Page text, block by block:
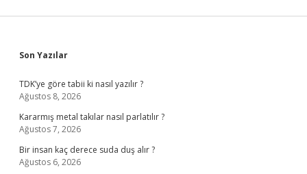
Sidebar
Son Yazılar
TDK’ye göre tabii ki nasıl yazılır ?
Ağustos 8, 2026
Kararmış metal takılar nasıl parlatılır ?
Ağustos 7, 2026
Bir insan kaç derece suda duş alır ?
Ağustos 6, 2026